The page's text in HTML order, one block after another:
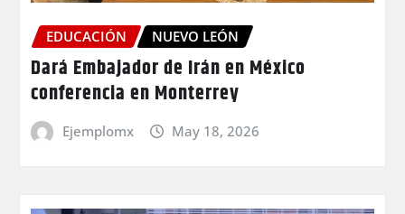
EDUCACIÓN NUEVO LEÓN
Dará Embajador de Irán en México
conferencia en Monterrey
Ejemplomx May 18, 2026